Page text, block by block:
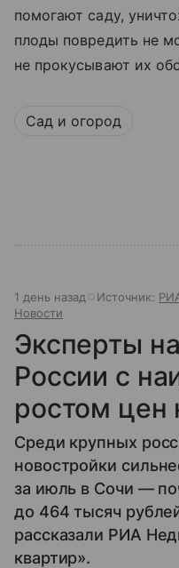
помогают саду,
плоды повредить не
не прокусывают их
Сад и огород
1 день назад Источник:
Новости
Эксперты
России с
ростом цен
Среди крупных
новостройки
за июль в Сочи —
до 464 тысяч
рассказали РИА
квартир».